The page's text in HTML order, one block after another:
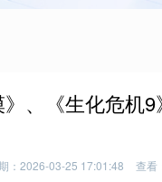
、《生化危机
：2026-03-25 17:01:48 查看